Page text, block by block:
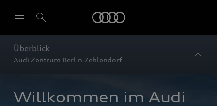
Überblick
Audi Zentrum Berlin Zehlendorf
Willkommen im Audi